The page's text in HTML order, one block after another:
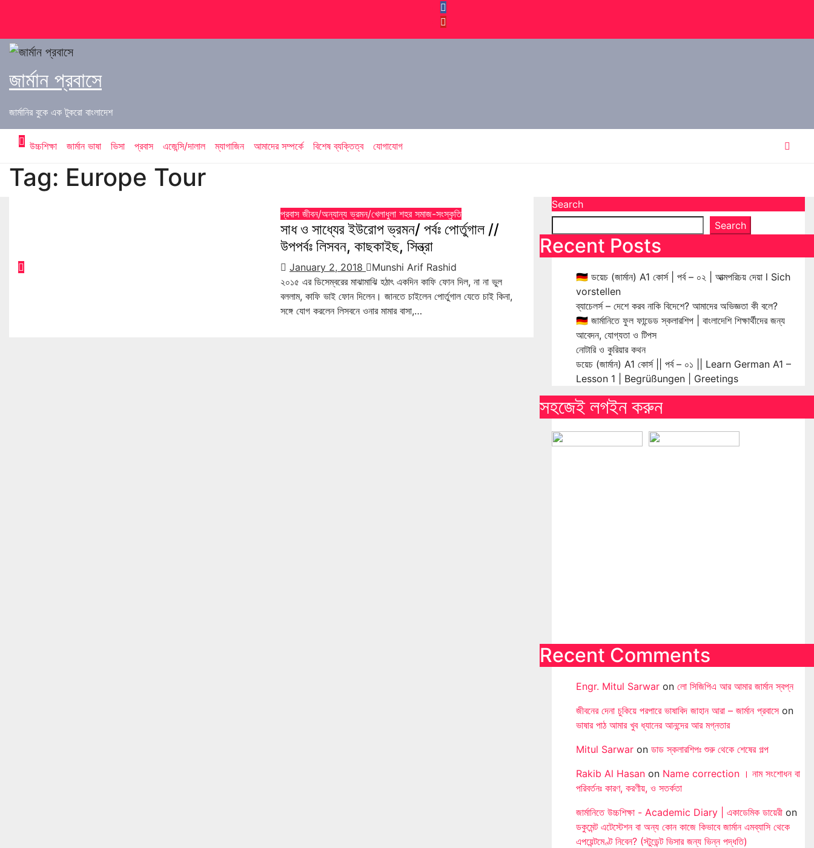
content
জার্মান প্রবাসে
জার্মানির বুকে এক টুকরো বাংলাদেশ
উচ্চশিক্ষা জার্মান ভাষা ভিসা প্রবাস এজেন্সি/দালাল ম্যাগাজিন আমাদের সম্পর্কে বিশেষ ব্যক্তিত্ব যোগাযোগ
Tag: Europe Tour
প্রবাস জীবন/অন্যান্যভ্রমন/খেলাধুলা শহর সমাজ-সংস্কৃতি
সাধ ও সাধ্যের ইউরোপ ভ্রমন/ পর্বঃ পোর্তুগাল //
উপপর্বঃ লিসবন, কাছকাইছ, সিন্ত্রা
January 2, 2018
Munshi Arif Rashid
২০১৫ এর ডিসেম্বরের মাঝামাঝি হঠাৎ একদিন কাফি ফোন দিল, না না ভুল
বললাম, কাফি ভাই ফোন দিলেন। জানতে চাইলেন পোর্তুগাল যেতে চাই কিনা,
সঙ্গে যোগ করলেন লিসবনে ওনার মামার বাসা,…
Search
Search
Recent Posts
🇩🇪 ডয়েচ (জার্মান) A1 কোর্স | পর্ব – ০২ | আত্মপরিচয় দেয়া l Sich
vorstellen
ব্যাচেলর্স – দেশে করব নাকি বিদেশে? আমাদের অভিজ্ঞতা কী বলে?
🇩🇪 জার্মানিতে ফুল ফান্ডেড স্কলারশিপ | বাংলাদেশি শিক্ষার্থীদের জন্য
আবেদন, যোগ্যতা ও টিপস
নোটারি ও কুরিয়ার কথন
ডয়েচ (জার্মান) A1 কোর্স || পর্ব – ০১ || Learn German A1 –
Lesson 1 | Begrüßungen | Greetings
সহজেই লগইন করুন
Recent Comments
Engr. Mitul Sarwar on লো সিজিপিএ আর আমার জার্মান স্বপ্ন
জীবনের দেনা চুকিয়ে পরপারে ভাষাবিদ জাহান আরা – জার্মান প্রবাসেon
ভাষার পাঠ আমার খুব ধ্যানের আনন্দের আর মগ্নতার
Mitul Sarwar on ডাড স্কলারশিপঃ শুরু থেকে শেষের গল্প
Rakib Al Hasan on Name correction । নাম সংশোধন বা
পরিবর্তনঃ কারণ, করণীয়, ও সতর্কতা
জার্মানিতে উচ্চশিক্ষা - Academic Diary | একাডেমিক ডায়েরী on
ডকুমেন্ট এটেস্টেশন বা অন্য কোন কাজে কিভাবে জার্মান এমব্যাসি থেকে
এপয়েন্টমেণ্ট নিবেন? (স্টুডেন্ট ভিসার জন্য ভিন্ন পদ্ধতি)